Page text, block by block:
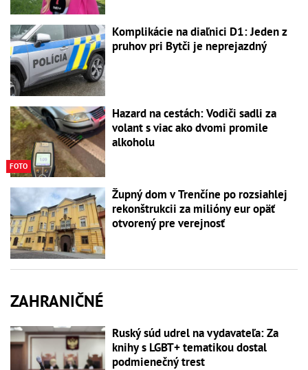
Komplikácie na diaľnici D1: Jeden z
pruhov pri Bytči je neprejazdný
FOTO
Hazard na cestách: Vodiči sadli za
volant s viac ako dvomi promile
alkoholu
Župný dom v Trenčíne po rozsiahlej
rekonštrukcii za milióny eur opäť
otvorený pre verejnosť
ZAHRANIČNÉ
Ruský súd udrel na vydavateľa: Za
knihy s LGBT+ tematikou dostal
podmienečný trest